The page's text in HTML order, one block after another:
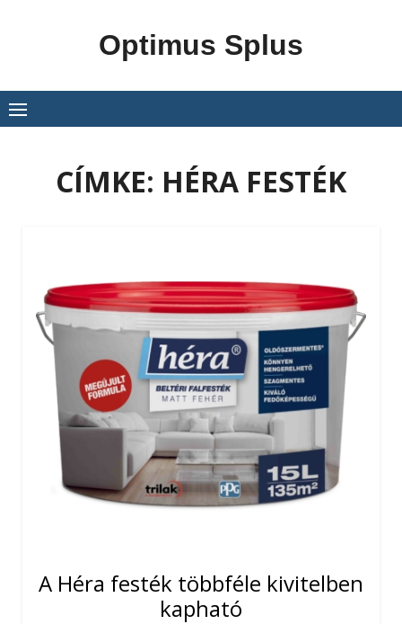
Optimus Splus
CÍMKE: HÉRA FESTÉK
A Héra festék többféle kivitelben
kapható